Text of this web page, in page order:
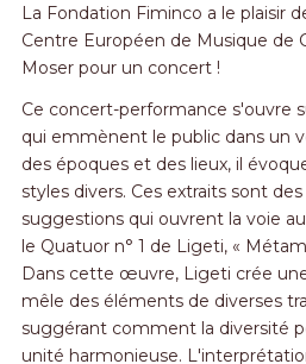
La Fondation Fiminco a le plaisir
Centre Européen de Musique de
Moser pour un concert !
Ce concert-performance s'ouvre
qui emmènent le public dans un
des époques et des lieux, il
styles divers. Ces extraits sont
suggestions qui ouvrent la voie
le Quatuor n° 1 de Ligeti, «
Dans cette œuvre, Ligeti crée
mêle des éléments de diverses
suggérant comment la diversité
unité harmonieuse.